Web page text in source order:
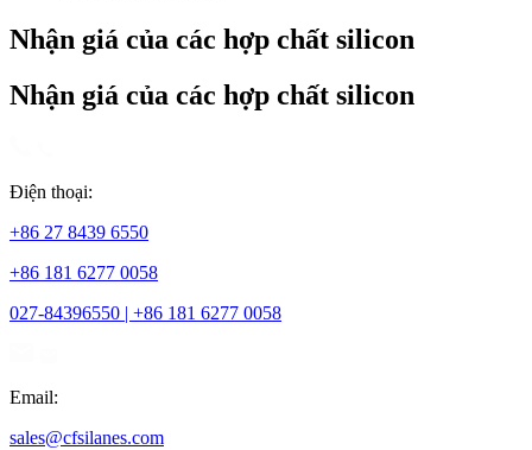
Nhận giá của các hợp chất silicon
Nhận giá của các hợp chất silicon
Điện thoại:
+86 27 8439 6550
+86 181 6277 0058
027-84396550 | +86 181 6277 0058
Email:
sales@cfsilanes.com